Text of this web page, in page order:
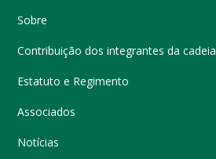
Sobre
Contribuição dos integrantes da cadeia
Estatuto e Regimento
Associados
Notícias